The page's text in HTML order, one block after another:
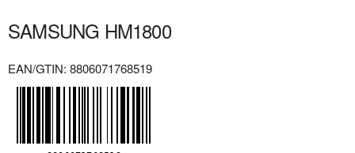
SAMSUNG HM1800
EAN/GTIN: 8806071768519